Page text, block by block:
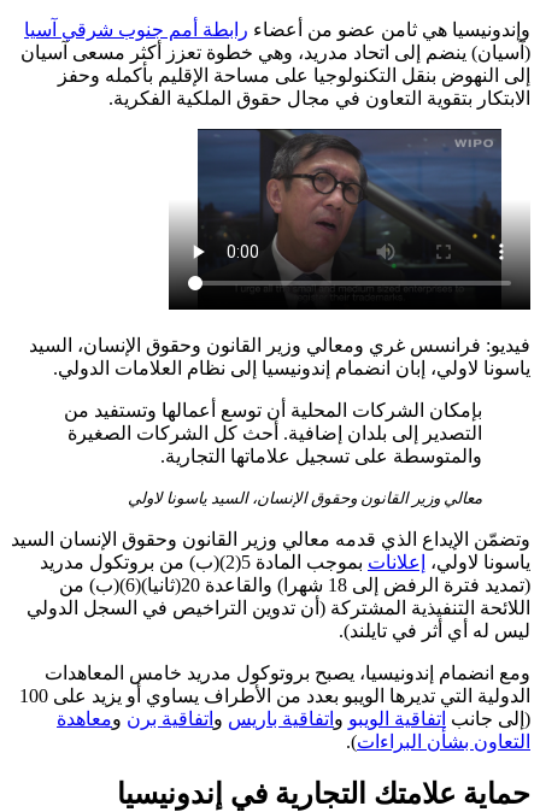
وإندونيسيا هي ثامن عضو من أعضاء رابطة أمم جنوب شرقي آسيا
(آسيان) ينضم إلى اتحاد مدريد، وهي خطوة تعزز أكثر مسعى آسيان
إلى النهوض بنقل التكنولوجيا على مساحة الإقليم بأكمله وحفز
الابتكار بتقوية التعاون في مجال حقوق الملكية الفكرية.
فيديو: فرانسس غري ومعالي وزير القانون وحقوق الإنسان، السيد
ياسونا لاولي، إبان انضمام إندونيسيا إلى نظام العلامات الدولي.
بإمكان الشركات المحلية أن توسع أعمالها وتستفيد من
التصدير إلى بلدان إضافية. أحث كل الشركات الصغيرة
والمتوسطة على تسجيل علاماتها التجارية.
معالي وزير القانون وحقوق الإنسان، السيد ياسونا لاولي
وتضمّن الإيداع الذي قدمه معالي وزير القانون وحقوق الإنسان السيد
ياسونا لاولي،
إعلانات
بموجب المادة 5(2)(ب) من بروتكول مدريد
(تمديد فترة الرفض إلى 18 شهرا) والقاعدة 20(ثانيا)(6)(ب) من
اللائحة التنفيذية المشتركة (أن تدوين التراخيص في السجل الدولي
ليس له أي أثر في تايلند).
ومع انضمام إندونيسيا، يصبح بروتوكول مدريد خامس المعاهدات
الدولية التي تديرها الويبو بعدد من الأطراف يساوي أو يزيد على 100
(إلى جانب اتفاقية الويبو و اتفاقية باريس و اتفاقية برن ومعاهدة
التعاون بشأن البراءات).
حماية علامتك التجارية في إندونيسيا